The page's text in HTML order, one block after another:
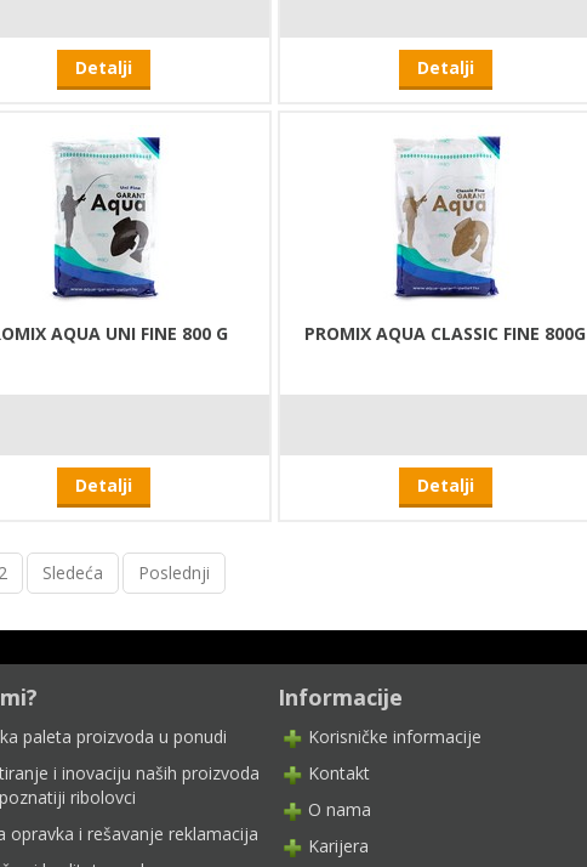
Detalji Detalji
AQUA UNI FINE 800 G
Detalji
PROMIX AQUA CLASSIC FINE 800G
Detalji
Sledeća Poslednji
paleta proizvoda u ponudi
i inovaciju naših proizvoda
ribolovci
opravka i rešavanje reklamacija
Informacije
Korisničke informacije
Kontakt
O nama
Karijera